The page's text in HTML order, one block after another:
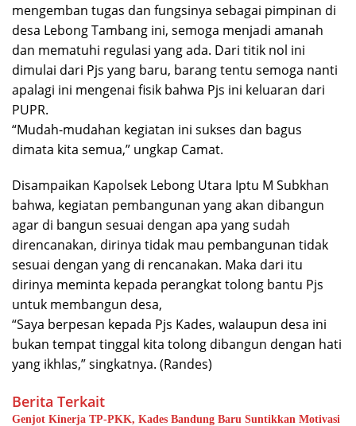
mengemban tugas dan fungsinya sebagai pimpinan di
desa Lebong Tambang ini, semoga menjadi amanah
dan mematuhi regulasi yang ada. Dari titik nol ini
dimulai dari Pjs yang baru, barang tentu semoga nanti
apalagi ini mengenai fisik bahwa Pjs ini keluaran dari
PUPR.
“Mudah-mudahan kegiatan ini sukses dan bagus
dimata kita semua,” ungkap Camat.
Disampaikan Kapolsek Lebong Utara Iptu M Subkhan
bahwa, kegiatan pembangunan yang akan dibangun
agar di bangun sesuai dengan apa yang sudah
direncanakan, dirinya tidak mau pembangunan tidak
sesuai dengan yang di rencanakan. Maka dari itu
dirinya meminta kepada perangkat tolong bantu Pjs
untuk membangun desa,
“Saya berpesan kepada Pjs Kades, walaupun desa ini
bukan tempat tinggal kita tolong dibangun dengan hati
yang ikhlas,” singkatnya. (Randes)
Berita Terkait
Genjot Kinerja TP-PKK, Kades Bandung Baru Suntikkan Motivasi